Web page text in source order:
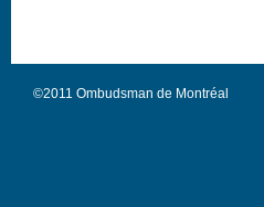
©2011 Ombudsman de Montréal